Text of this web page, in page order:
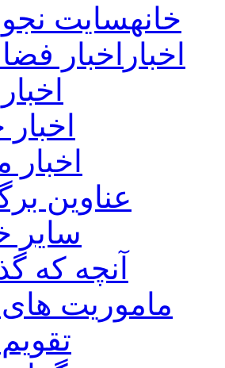
خانهسایت
اخبار اخبار
عناوین
سایر
آنچه که
ماموریت های